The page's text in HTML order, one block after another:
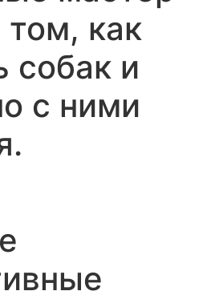
как
собак и
с ними